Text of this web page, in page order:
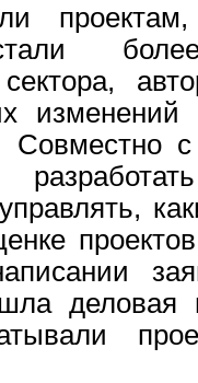
сектора,
Совместно